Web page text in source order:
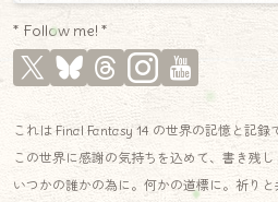
* Follow me! *
これは Final Fantasy 14 の世界の記憶と記録
この世界に感謝の気持ちを込めて、書き残し
いつかの誰かの為に。何かの道標に。祈りと